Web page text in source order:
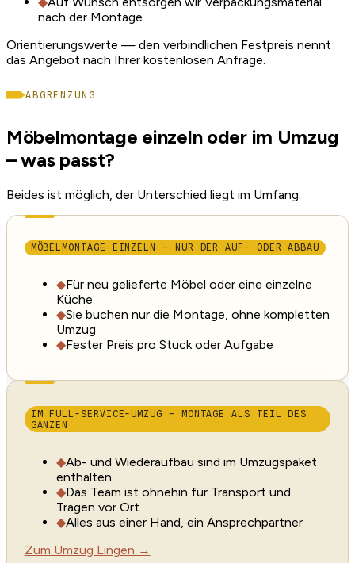
nach der Montage
Orientierungswerte — den verbindlichen Festpreis nennt
das Angebot nach Ihrer kostenlosen Anfrage.
ABGRENZUNG
Möbelmontage einzeln oder im Umzug
– was passt?
Beides ist möglich, der Unterschied liegt im Umfang:
MÖBELMONTAGE EINZELN – NUR DER AUF- ODER ABBAU
◆Für neu gelieferte Möbel oder eine einzelne
Küche
◆Sie buchen nur die Montage, ohne kompletten
Umzug
◆Fester Preis pro Stück oder Aufgabe
IM FULL-SERVICE-UMZUG – MONTAGE ALS TEIL DES
GANZEN
◆Ab- und Wiederaufbau sind im Umzugspaket
enthalten
◆Das Team ist ohnehin für Transport und
Tragen vor Ort
◆Alles aus einer Hand, ein Ansprechpartner
Zum Umzug Lingen →